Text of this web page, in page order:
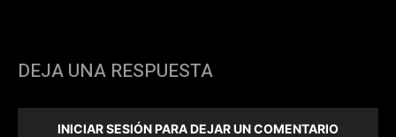
DEJA UNA RESPUESTA
INICIAR SESIÓN PARA DEJAR UN COMENTARIO